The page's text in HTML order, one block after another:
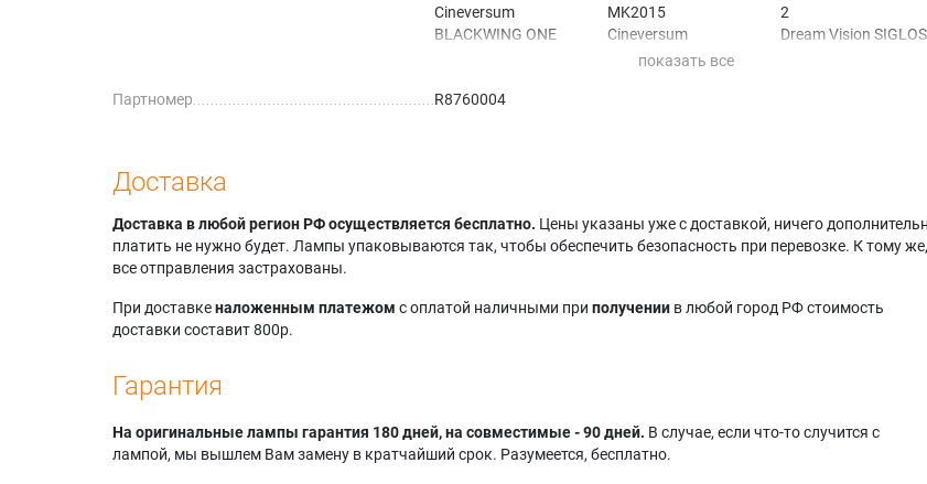
Cineversum
BLACKWING ONE
BLACKWING ONE
BLACKWING THREE
MK2015
Cineversum
BLACKWING TWO
2
Dream Vision SIGLOS
Dream Vision
Партномер R8760004
Доставка
Доставка в любой регион РФ осуществляется бесплатно. Цены указаны уже с доставкой, ничего
платить не нужно будет. Лампы упаковываются так, чтобы обеспечить безопасность при перевозке. К тому же,
все отправления застрахованы.
При доставкеналоженным платежом с оплатой наличными при получении в любой город РФ стоимость
доставки составит 800р.
Гарантия
На оригинальные лампы гарантия 180 дней, на совместимые - 90 дней. В случае, если что-то случится с
лампой, мы вышлем Вам замену в кратчайший срок. Разумеется, бесплатно.